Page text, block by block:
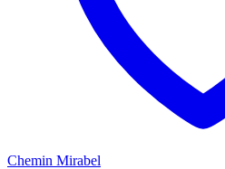
Chemin Mirabel